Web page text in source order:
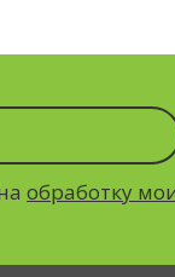
обработку